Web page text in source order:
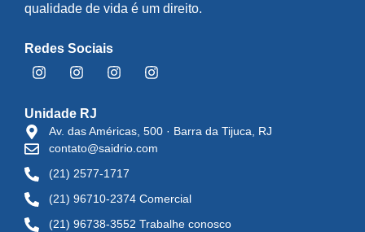
qualidade de vida é um direito.
Redes Sociais
Unidade RJ
Av. das Américas, 500 · Barra da Tijuca, RJ
contato@saidrio.com
(21) 2577-1717
(21) 96710-2374 Comercial
(21) 96738-3552 Trabalhe conosco